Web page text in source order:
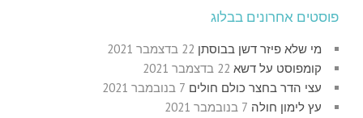
פוסטים אחרונים בבלוג
מי שלא פיזר דשן בבוסתן 22 בדצמבר 2021
קומפוסט על דשא 22 בדצמבר 2021
עצי הדר בחצר כולם חולים 7 בנובמבר 2021
עץ לימון חולה 7 בנובמבר 2021